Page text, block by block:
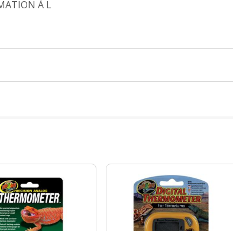
À L